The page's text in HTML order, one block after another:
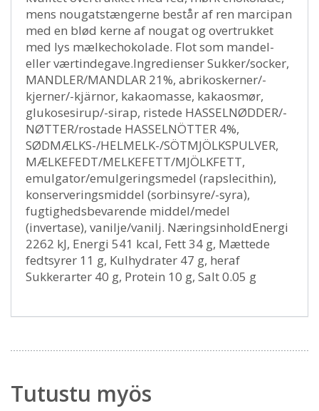
mens nougatstængerne består af ren marcipan
med en blød kerne af nougat og overtrukket
med lys mælkechokolade. Flot som mandel-
eller værtindegave.Ingredienser Sukker/socker,
MANDLER/MANDLAR 21%, abrikoskerner/-
kjerner/-kjärnor, kakaomasse, kakaosmør,
glukosesirup/-sirap, ristede HASSELNØDDER/-
NØTTER/rostade HASSELNÖTTER 4%,
SØDMÆLKS-/HELMELK-/SÖTMJÖLKSPULVER,
MÆLKEFEDT/MELKEFETT/MJÖLKFETT,
emulgator/emulgeringsmedel (rapslecithin),
konserveringsmiddel (sorbinsyre/-syra),
fugtighedsbevarende middel/medel
(invertase), vanilje/vanilj. NæringsinholdEnergi
2262 kJ, Energi 541 kcal, Fett 34 g, Mættede
fedtsyrer 11 g, Kulhydrater 47 g, heraf
Sukkerarter 40 g, Protein 10 g, Salt 0.05 g
Tutustu myös